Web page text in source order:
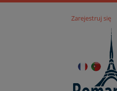
Zarejestruj się